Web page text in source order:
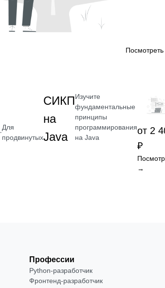
·
Для
продвинутых
СИКП
на
Java
Изучите
фундаментальные
принципы
программирования
на Java
от 2
₽
→
Профессии
Python-разработчик
Фронтенд-разработчик